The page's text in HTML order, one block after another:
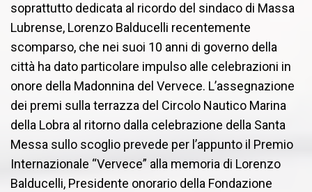
soprattutto dedicata al ricordo del sindaco di Massa
Lubrense, Lorenzo Balducelli recentemente
scomparso, che nei suoi 10 anni di governo della
città ha dato particolare impulso alle celebrazioni in
onore della Madonnina del Vervece. L’assegnazione
dei premi sulla terrazza del Circolo Nautico Marina
della Lobra al ritorno dalla celebrazione della Santa
Messa sullo scoglio prevede per l’appunto il Premio
Internazionale “Vervece” alla memoria di Lorenzo
Balducelli, Presidente onorario della Fondazione